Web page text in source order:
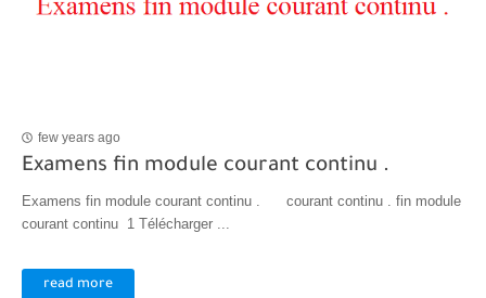
few years ago
Examens fin module courant continu .
Examens fin module courant continu . courant continu . fin module
courant continu 1 Télécharger ...
read more